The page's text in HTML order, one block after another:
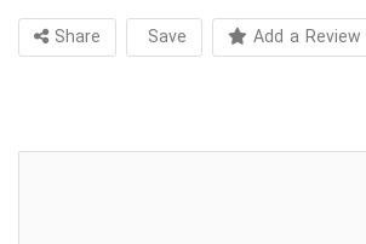
Share Save Add a Review